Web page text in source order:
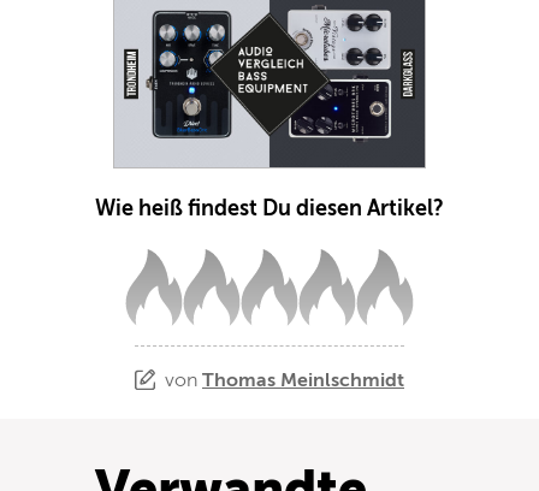
Wie heiß findest Du diesen Artikel?
von Thomas Meinlschmidt